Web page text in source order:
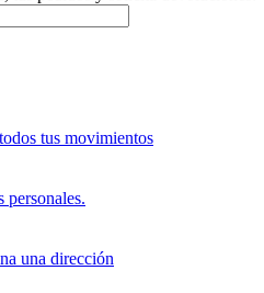
tus movimientos
personales.
una dirección